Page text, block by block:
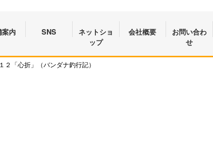
案内 SNS
ネットショ
ップ
会社概要
お問い合わ
せ
「心折」（バンダナ釣行記）